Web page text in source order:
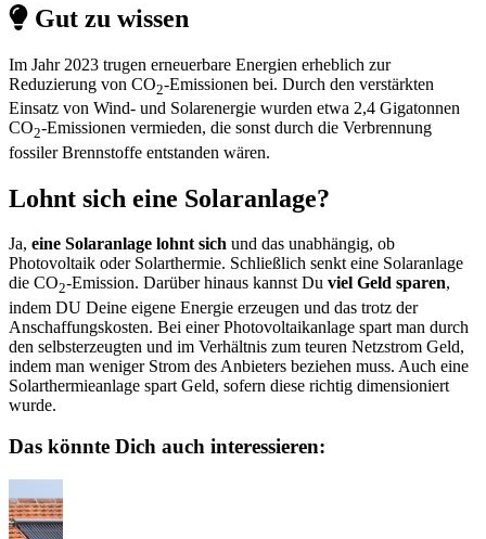
Gut zu wissen
Im Jahr 2023 trugen erneuerbare Energien erheblich zur
Reduzierung von CO2-Emissionen bei. Durch den verstärkten
Einsatz von Wind- und Solarenergie wurden etwa 2,4 Gigatonnen
CO2-Emissionen vermieden, die sonst durch die Verbrennung
fossiler Brennstoffe entstanden wären.
Lohnt sich eine Solaranlage?
Ja, eine Solaranlage lohnt sich und das unabhängig, ob
Photovoltaik oder Solarthermie. Schließlich senkt eine Solaranlage
die CO2-Emission. Darüber hinaus kannst Du viel Geld sparen,
indem DU Deine eigene Energie erzeugen und das trotz der
Anschaffungskosten. Bei einer Photovoltaikanlage spart man durch
den selbsterzeugten und im Verhältnis zum teuren Netzstrom Geld,
indem man weniger Strom des Anbieters beziehen muss. Auch eine
Solarthermieanlage spart Geld, sofern diese richtig dimensioniert
wurde.
Das könnte Dich auch interessieren: